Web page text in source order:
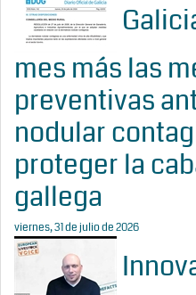
mes más las
preventivas
nodular
proteger la
gallega
viernes, 31 de julio de 2026